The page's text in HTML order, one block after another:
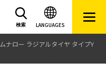
LANGUAGES
検索
ナロー ラジアルタイヤ タイプY